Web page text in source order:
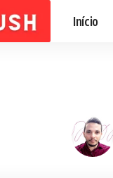
Início